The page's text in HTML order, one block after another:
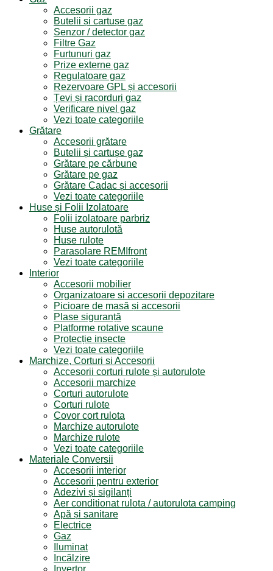
Accesorii gaz
Butelii și cartușe gaz
Senzor / detector gaz
Filtre Gaz
Furtunuri gaz
Prize externe gaz
Regulatoare gaz
Rezervoare GPL și accesorii
Țevi și racorduri gaz
Verificare nivel gaz
Vezi toate categoriile
Grătare
Accesorii grătare
Butelii și cartușe gaz
Grătare pe cărbune
Grătare pe gaz
Grătare Cadac și accesorii
Vezi toate categoriile
Huse și Folii Izolatoare
Folii izolatoare parbriz
Huse autorulotă
Huse rulote
Parasolare REMIfront
Vezi toate categoriile
Interior
Accesorii mobilier
Organizatoare si accesorii depozitare
Picioare de masă și accesorii
Plase siguranță
Platforme rotative scaune
Protecție insecte
Vezi toate categoriile
Marchize, Corturi si Accesorii
Accesorii corturi rulote și autorulote
Accesorii marchize
Corturi autorulote
Corturi rulote
Covor cort rulota
Marchize autorulote
Marchize rulote
Vezi toate categoriile
Materiale Conversii
Accesorii interior
Accesorii pentru exterior
Adezivi și sigilanți
Aer conditionat rulota / autorulota camping
Apă și sanitare
Electrice
Gaz
Iluminat
Incălzire
Invertor